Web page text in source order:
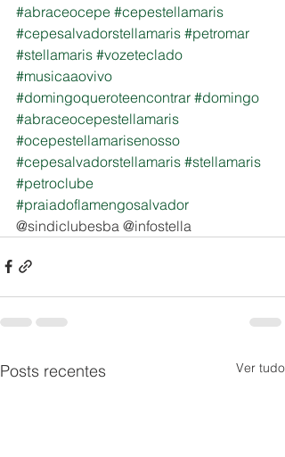
#abraceocepe #cepestellamaris
#cepesalvadorstellamaris #petromar
#stellamaris #vozeteclado
#musicaaovivo
#domingoqueroteencontrar #domingo
#abraceocepestellamaris
#ocepestellamarisenosso
#cepesalvadorstellamaris #stellamaris
#petroclube
#praiadoflamengosalvador
@sindiclubesba @infostella
Posts recentes Ver tudo